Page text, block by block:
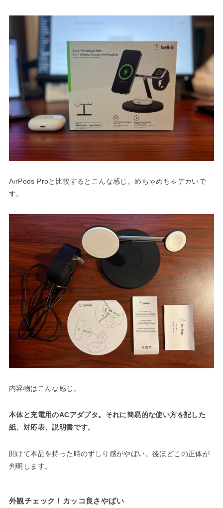
AirPods Proと比較するとこんな感じ。めちゃめちゃデカいで
す。
内容物はこんな感じ。
本体と充電用のACアダプタ。それに簡易的な使い方を記した
紙、対応表、説明書です。
開けて本品を持った時のずしり感がやばい。後ほどこの正体が
判明します。
外観チェック！カッコ良さやばい